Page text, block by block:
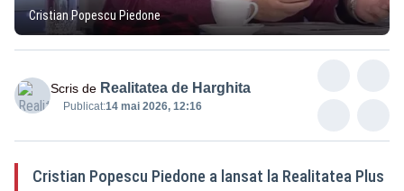
Cristian Popescu Piedone
Scris de Realitatea de Harghita
Publicat:14 mai 2026, 12:16
Cristian Popescu Piedone a lansat la Realitatea Plus